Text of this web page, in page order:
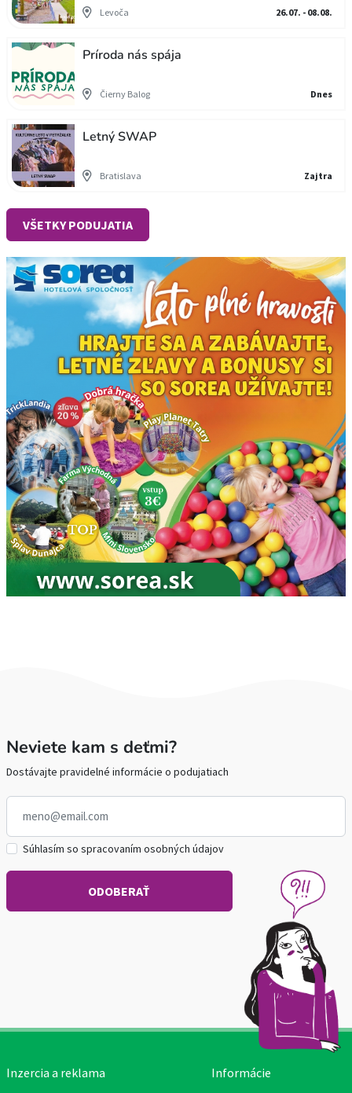
Levoča 26.07. - 08.08.
Príroda nás spája
Čierny Balog Dnes
Letný SWAP
Bratislava Zajtra
VŠETKY PODUJATIA
Neviete kam s deťmi?
Dostávajte pravidelné informácie o podujatiach
Súhlasím so spracovaním osobných údajov
Inzercia a reklama Informácie